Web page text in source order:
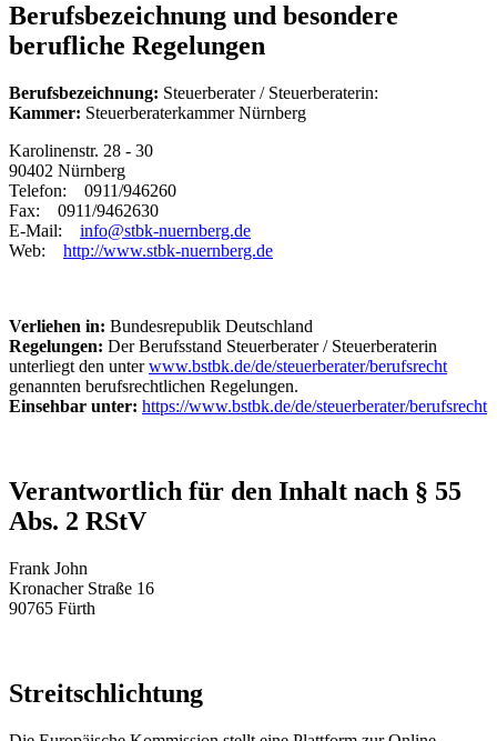
Berufsbezeichnung und besondere
berufliche Regelungen
Berufsbezeichnung: Steuerberater / Steuerberaterin:
Kammer: Steuerberaterkammer Nürnberg
Karolinenstr. 28 - 30
90402 Nürnberg
Telefon: 0911/946260
Fax: 0911/9462630
E-Mail: info@stbk-nuernberg.de
Web: http://www.stbk-nuernberg.de
Verliehen in: Bundesrepublik Deutschland
Regelungen: Der Berufsstand Steuerberater / Steuerberaterin
unterliegt den unterwww.bstbk.de/de/steuerberater/berufsrecht
genannten berufsrechtlichen Regelungen.
Einsehbar unter: https://www.bstbk.de/de/steuerberater/berufsrecht
Verantwortlich für den Inhalt nach § 55
Abs. 2 RStV
Frank John
Kronacher Straße 16
90765 Fürth
Streitschlichtung